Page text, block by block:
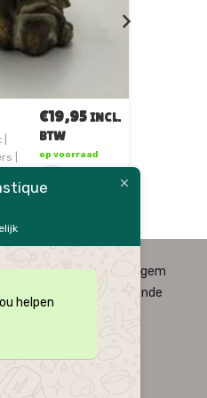
€24,95INCL.
BTW
Uitverkocht
23 – 9750 Zingem
bus 301 – 8434 Westende
helpen